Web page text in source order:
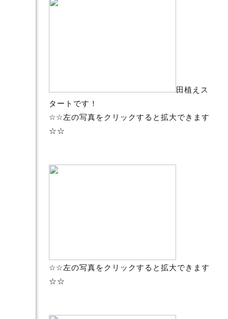
田植えス
タートです！
☆☆左の写真をクリックすると拡大できます
☆☆
☆☆左の写真をクリックすると拡大できます
☆☆